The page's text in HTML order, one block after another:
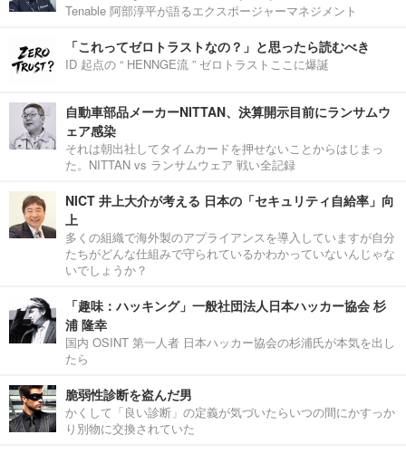
Tenable 阿部淳平が語るエクスポージャーマネジメント
「これってゼロトラストなの？」と思ったら読むべき
ID 起点の “ HENNGE流 ” ゼロトラストここに爆誕
自動車部品メーカーNITTAN、決算開示目前にランサムウ
ェア感染
それは朝出社してタイムカードを押せないことからはじまっ
た。NITTAN vs ランサムウェア 戦い全記録
NICT 井上大介が考える 日本の「セキュリティ自給率」向
上
多くの組織で海外製のアプライアンスを導入していますが自分
たちがどんな仕組みで守られているかわかっていないんじゃな
いでしょうか？
「趣味：ハッキング」一般社団法人日本ハッカー協会 杉
浦 隆幸
国内 OSINT 第一人者 日本ハッカー協会の杉浦氏が本気を出し
たら
脆弱性診断を盗んだ男
かくして「良い診断」の定義が気づいたらいつの間にかすっか
り別物に交換されていた